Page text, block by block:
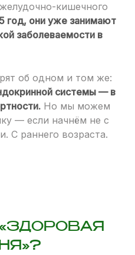
кишечного
год, они уже занимают
заболеваемости в
об одном и том же:
системы — в
Но мы можем
— если начнём не с
С раннего возраста.